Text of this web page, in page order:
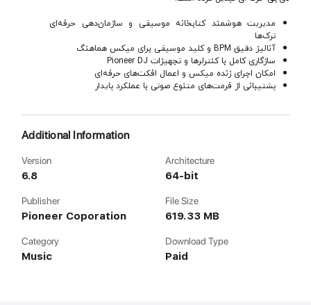
مدیریت هوشمند کتابخانه موسیقی و سازمان‌دهی حرفه‌ای
ترک‌ها
آنالیز دقیق BPM و کلید موسیقی برای میکس هماهنگ
سازگاری کامل با کنترلرها و تجهیزات Pioneer DJ
امکان اجرای زنده میکس و اعمال افکت‌های حرفه‌ای
پشتیبانی از فرمت‌های متنوع صوتی با عملکرد پایدار
Additional Information
Version
6.8
Architecture
64-bit
Publisher
Pioneer Coporation
File Size
619.33 MB
Category
Music
Download Type
Paid